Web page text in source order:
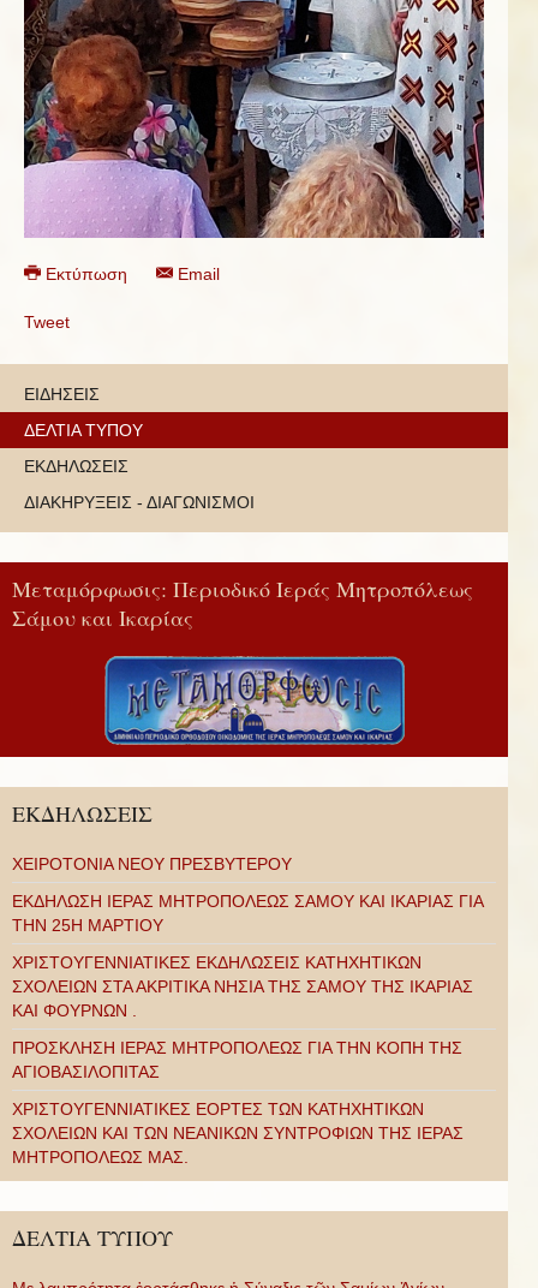
Εκτύπωση Email
Tweet
ΕΙΔΗΣΕΙΣ
ΔΕΛΤΙΑ ΤΥΠΟΥ
ΕΚΔΗΛΩΣΕΙΣ
ΔΙΑΚΗΡΥΞΕΙΣ - ΔΙΑΓΩΝΙΣΜΟΙ
Μεταμόρφωσις: Περιοδικό Ιεράς Μητροπόλεως
Σάμου και Ικαρίας
ΕΚΔΗΛΩΣΕΙΣ
ΧΕΙΡΟΤΟΝΙΑ ΝΕΟΥ ΠΡΕΣΒΥΤΕΡΟΥ
ΕΚΔΗΛΩΣΗ ΙΕΡΑΣ ΜΗΤΡΟΠΟΛΕΩΣ ΣΑΜΟΥ ΚΑΙ ΙΚΑΡΙΑΣ ΓΙΑ
ΤΗΝ 25Η ΜΑΡΤΙΟΥ
ΧΡΙΣΤΟΥΓΕΝΝΙΑΤΙΚΕΣ ΕΚΔΗΛΩΣΕΙΣ ΚΑΤΗΧΗΤΙΚΩΝ
ΣΧΟΛΕΙΩΝ ΣΤΑ ΑΚΡΙΤΙΚΑ ΝΗΣΙΑ ΤΗΣ ΣΑΜΟΥ ΤΗΣ ΙΚΑΡΙΑΣ
ΚΑΙ ΦΟΥΡΝΩΝ .
ΠΡΟΣΚΛΗΣΗ ΙΕΡΑΣ ΜΗΤΡΟΠΟΛΕΩΣ ΓΙΑ ΤΗΝ ΚΟΠΗ ΤΗΣ
ΑΓΙΟΒΑΣΙΛΟΠΙΤΑΣ
ΧΡΙΣΤΟΥΓΕΝΝΙΑΤΙΚΕΣ ΕΟΡΤΕΣ ΤΩΝ ΚΑΤΗΧΗΤΙΚΩΝ
ΣΧΟΛΕΙΩΝ ΚΑΙ ΤΩΝ ΝΕΑΝΙΚΩΝ ΣΥΝΤΡΟΦΙΩΝ ΤΗΣ ΙΕΡΑΣ
ΜΗΤΡΟΠΟΛΕΩΣ ΜΑΣ.
ΔΕΛΤΙΑ ΤΥΠΟΥ